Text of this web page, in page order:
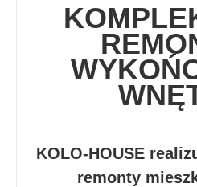
KOLO-HOUSE
remonty